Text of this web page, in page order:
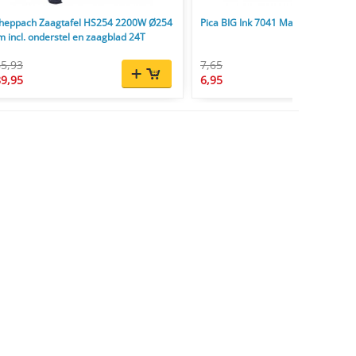
Zaagtafel HS254 2200W Ø254
incl. onderstel en zaagblad 24T
Pica BIG Ink 7041 Markeerstift XL
7,65
6,95